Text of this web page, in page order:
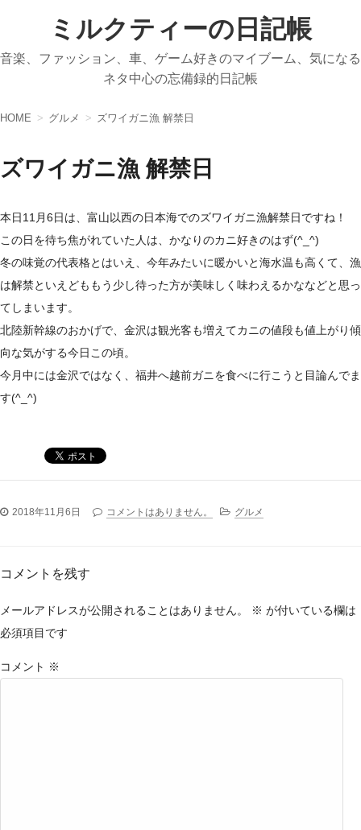
ミルクティーの日記帳
音楽、ファッション、車、ゲーム好きのマイブーム、気になる
ネタ中心の忘備録的日記帳
HOME グルメ ズワイガニ漁 解禁日
ズワイガニ漁 解禁日
本日11月6日は、富山以西の日本海でのズワイガニ漁解禁日ですね！
この日を待ち焦がれていた人は、かなりのカニ好きのはず(^_^)
冬の味覚の代表格とはいえ、今年みたいに暖かいと海水温も高くて、漁
は解禁といえどももう少し待った方が美味しく味わえるかななどと思っ
てしまいます。
北陸新幹線のおかげで、金沢は観光客も増えてカニの値段も値上がり傾
向な気がする今日この頃。
今月中には金沢ではなく、福井へ越前ガニを食べに行こうと目論んでま
す(^_^)
2018年11月6日 コメントはありません。 グルメ
コメントを残す
メールアドレスが公開されることはありません。 ※ が付いている欄は
必須項目です
コメント ※